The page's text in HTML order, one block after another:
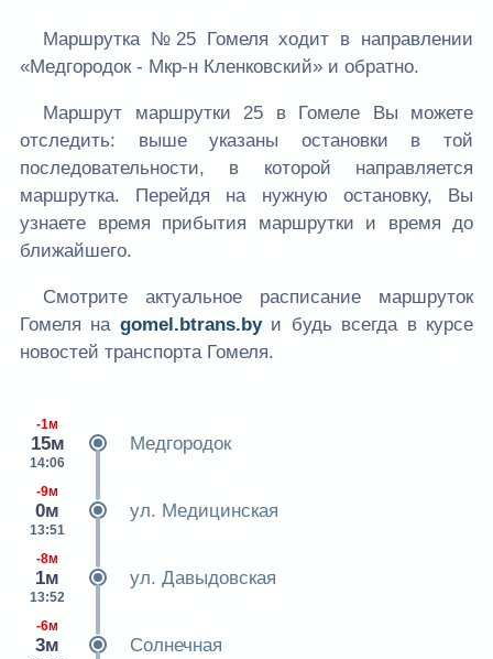
Маршрутка №25 Гомеля ходит в направлении
«Медгородок - Мкр-н Кленковский» и обратно.
Маршрут маршрутки 25 в Гомеле Вы можете
отследить: выше указаны остановки в той
последовательности, в которой направляется
маршрутка. Перейдя на нужную остановку, Вы
узнаете время прибытия маршрутки и время до
ближайшего.
Смотрите актуальное расписание маршруток
Гомеля на gomel.btrans.byи будь всегда в курсе
новостей транспорта Гомеля.
-1м
15м
14:06
Медгородок
-9м
0м
13:51
ул. Медицинская
-8м
1м
13:52
ул. Давыдовская
-6м
3м Солнечная